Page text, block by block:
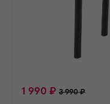
1 990 ₽ 3 990 ₽